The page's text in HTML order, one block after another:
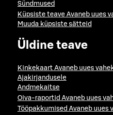
Sündmused
Küpsiste teave Avaneb uues
Muuda küpsiste sätteid
Üldine teave
Kinkekaart Avaneb uues
Ajakirjandusele
Andmekaitse
Oiva-raportid Avaneb uues
Tööpakkumised Avaneb uues